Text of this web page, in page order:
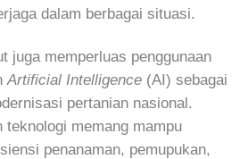
dalam berbagai situasi.
juga memperluas penggunaan
Artificial Intelligence(AI) sebagai
pertanian nasional.
teknologi memang mampu
penanaman, pemupukan,